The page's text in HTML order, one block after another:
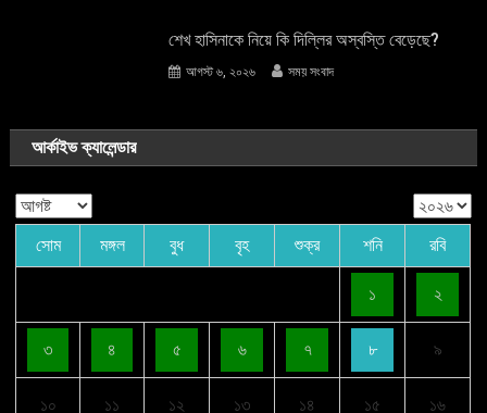
শেখ হাসিনাকে নিয়ে কি দিল্লির অস্বস্তি বেড়েছে?
আগস্ট ৬, ২০২৬ সময় সংবাদ
আর্কাইভ ক্যালেন্ডার
সোম মঙ্গল বুধ বৃহ শুক্র শনি রবি
১ ২
৩ ৪ ৫ ৬ ৭ ৮ ৯
১০ ১১ ১২ ১৩ ১৪ ১৫ ১৬